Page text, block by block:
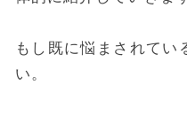
もし既に悩まされてい
い。